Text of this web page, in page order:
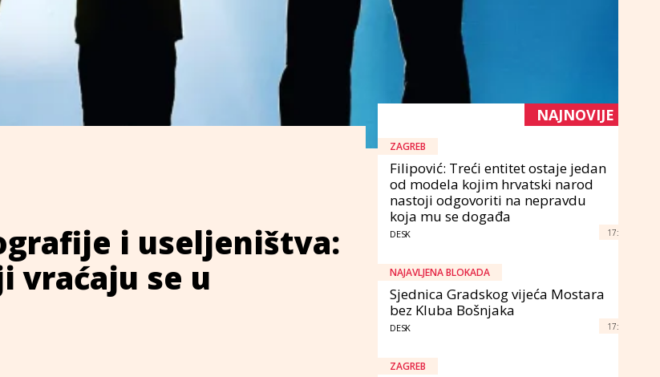
i useljeništva:
vraćaju se u
NAJNOVIJE
ZAGREB
Filipović: Treći entitet ostaje jedan
od modela kojim hrvatski narod
nastoji odgovoriti na nepravdu
koja mu se događa
DESK 17:
NAJAVLJENA BLOKADA
Sjednica Gradskog vijeća Mostara
bez Kluba Bošnjaka
DESK 17:
ZAGREB